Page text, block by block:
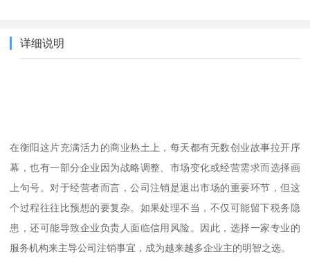
详细说明
在衡阳这片充满活力的商业热土上，每天都有无数创业故事拉开序
幕，也有一部分企业因为战略调整、市场变化或经营需求而选择画
上句号。对于经营者而言，公司注销是退出市场的重要环节，但这
个过程往往比预想的要复杂。如果处理不当，不仅可能留下税务隐
患，还可能导致企业负责人面临信用风险。因此，选择一家专业的
服务机构来主导公司注销事宜，成为越来越多企业主的明智之选。